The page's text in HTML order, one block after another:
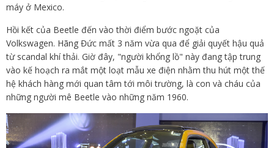
máy ở Mexico.
Hồi kết của Beetle đến vào thời điểm bước ngoặt của
Volkswagen. Hãng Đức mất 3 năm vừa qua để giải quyết hậu quả
từ scandal khí thải. Giờ đây, "người khổng lồ" này đang tập trung
vào kế hoạch ra mắt một loạt mẫu xe điện nhằm thu hút một thế
hệ khách hàng mới quan tâm tới môi trường, là con và cháu của
những người mê Beetle vào những năm 1960.